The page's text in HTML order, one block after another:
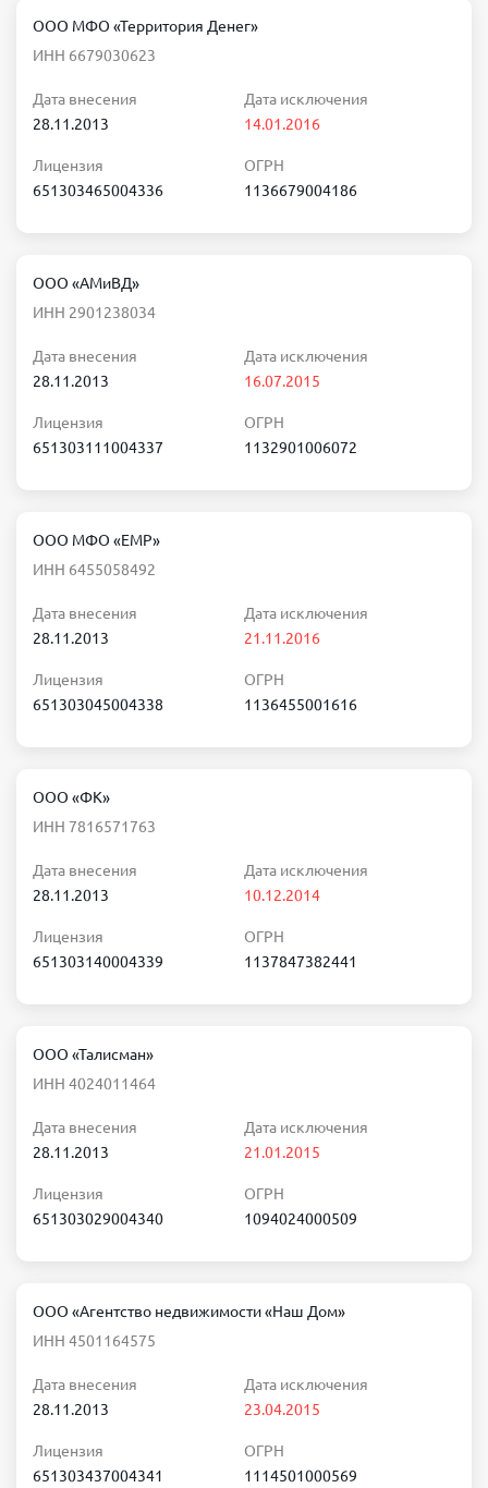
ООО МФО «Территория Денег»
ИНН 6679030623
Дата внесения
28.11.2013
Дата исключения
14.01.2016
Лицензия
651303465004336
ОГРН
1136679004186
ООО «АМиВД»
ИНН 2901238034
Дата внесения
28.11.2013
Дата исключения
16.07.2015
Лицензия
651303111004337
ОГРН
1132901006072
ООО МФО «ЕМР»
ИНН 6455058492
Дата внесения
28.11.2013
Дата исключения
21.11.2016
Лицензия
651303045004338
ОГРН
1136455001616
ООО «ФК»
ИНН 7816571763
Дата внесения
28.11.2013
Дата исключения
10.12.2014
Лицензия
651303140004339
ОГРН
1137847382441
ООО «Талисман»
ИНН 4024011464
Дата внесения
28.11.2013
Дата исключения
21.01.2015
Лицензия
651303029004340
ОГРН
1094024000509
ООО «Агентство недвижимости «Наш Дом»
ИНН 4501164575
Дата внесения
28.11.2013
Дата исключения
23.04.2015
Лицензия
651303437004341
ОГРН
1114501000569